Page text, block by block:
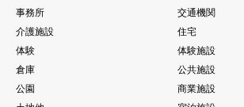
事務所
交通機関
介護施設
住宅
体験
体験施設
倉庫
公共施設
公園
商業施設